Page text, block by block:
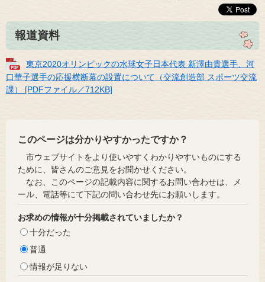
報道資料
東京2020オリンピックの水球女子日本代表 新澤由貴選手、河
口華子選手の応援横断幕の設置について（交流創造部 スポーツ交流
課） [PDFファイル／712KB]
このページは分かりやすかったですか？
市ウェブサイトをより使いやすくわかりやすいものにする
ために、皆さんのご意見をお聞かせください。
なお、このページの記載内容に関するお問い合わせは、メ
ール、電話等にて下記の問い合わせ先にお願いします。
お求めの情報が十分掲載されていましたか？
十分だった
普通
情報が足りない